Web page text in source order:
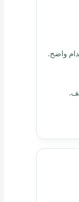
واضح.